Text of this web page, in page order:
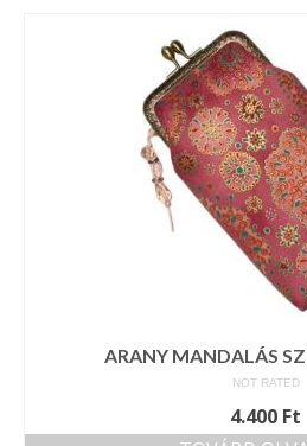
ARANY MANDALÁS
NOT RATED
4.400 Ft